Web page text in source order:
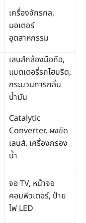
เครื่องจักรกล,
มอเตอร์
อุตสาหกรรม
เลนส์กล้องมือถือ,
แบตเตอรี่รถไฮบริด,
กระบวนการกลั่น
น้ำมัน
Catalytic
Converter, ผงขัด
เลนส์, เครื่องกรอง
น้ำ
จอ TV, หน้าจอ
คอมพิวเตอร์, ป้าย
ไฟ LED